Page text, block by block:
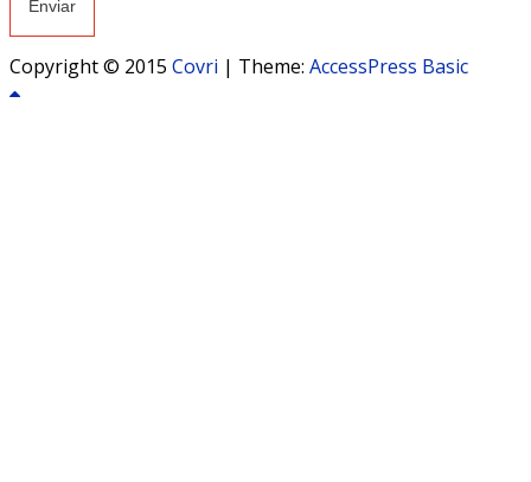
Copyright © 2015 Covri | Theme: AccessPress Basic